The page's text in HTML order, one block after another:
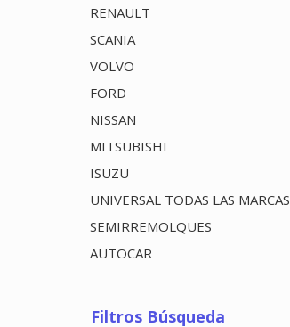
RENAULT
SCANIA
VOLVO
FORD
NISSAN
MITSUBISHI
ISUZU
UNIVERSAL TODAS LAS MARCAS
SEMIRREMOLQUES
AUTOCAR
Filtros Búsqueda